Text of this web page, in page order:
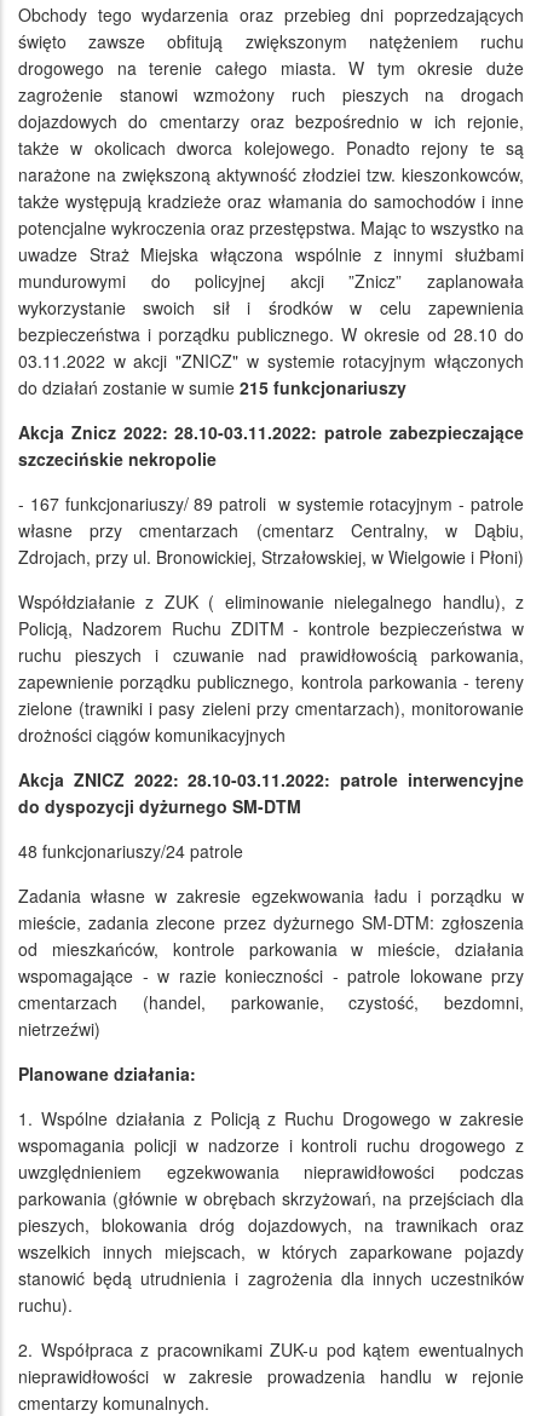
Obchody tego wydarzenia oraz przebieg dni poprzedzających
święto zawsze obfitują zwiększonym natężeniem ruchu
drogowego na terenie całego miasta. W tym okresie duże
zagrożenie stanowi wzmożony ruch pieszych na drogach
dojazdowych do cmentarzy oraz bezpośrednio w ich rejonie,
także w okolicach dworca kolejowego. Ponadto rejony te są
narażone na zwiększoną aktywność złodziei tzw. kieszonkowców,
także występują kradzieże oraz włamania do samochodów i inne
potencjalne wykroczenia oraz przestępstwa. Mając to wszystko na
uwadze Straż Miejska włączona wspólnie z innymi służbami
mundurowymi do policyjnej akcji ”Znicz” zaplanowała
wykorzystanie swoich sił i środków w celu zapewnienia
bezpieczeństwa i porządku publicznego. W okresie od 28.10 do
03.11.2022 w akcji "ZNICZ" w systemie rotacyjnym włączonych
do działań zostanie w sumie 215 funkcjonariuszy
Akcja Znicz 2022: 28.10-03.11.2022: patrole zabezpieczające
szczecińskie nekropolie
- 167 funkcjonariuszy/ 89 patroli w systemie rotacyjnym - patrole
własne przy cmentarzach (cmentarz Centralny, w Dąbiu,
Zdrojach, przy ul. Bronowickiej, Strzałowskiej, w Wielgowie i Płoni)
Współdziałanie z ZUK ( eliminowanie nielegalnego handlu), z
Policją, Nadzorem Ruchu ZDITM - kontrole bezpieczeństwa w
ruchu pieszych i czuwanie nad prawidłowością parkowania,
zapewnienie porządku publicznego, kontrola parkowania - tereny
zielone (trawniki i pasy zieleni przy cmentarzach), monitorowanie
drożności ciągów komunikacyjnych
Akcja ZNICZ 2022: 28.10-03.11.2022: patrole interwencyjne
do dyspozycji dyżurnego SM-DTM
48 funkcjonariuszy/24 patrole
Zadania własne w zakresie egzekwowania ładu i porządku w
mieście, zadania zlecone przez dyżurnego SM-DTM: zgłoszenia
od mieszkańców, kontrole parkowania w mieście, działania
wspomagające - w razie konieczności - patrole lokowane przy
cmentarzach (handel, parkowanie, czystość, bezdomni,
nietrzeźwi)
Planowane działania:
1. Wspólne działania z Policją z Ruchu Drogowego w zakresie
wspomagania policji w nadzorze i kontroli ruchu drogowego z
uwzględnieniem egzekwowania nieprawidłowości podczas
parkowania (głównie w obrębach skrzyżowań, na przejściach dla
pieszych, blokowania dróg dojazdowych, na trawnikach oraz
wszelkich innych miejscach, w których zaparkowane pojazdy
stanowić będą utrudnienia i zagrożenia dla innych uczestników
ruchu).
2. Współpraca z pracownikami ZUK-u pod kątem ewentualnych
nieprawidłowości w zakresie prowadzenia handlu w rejonie
cmentarzy komunalnych.